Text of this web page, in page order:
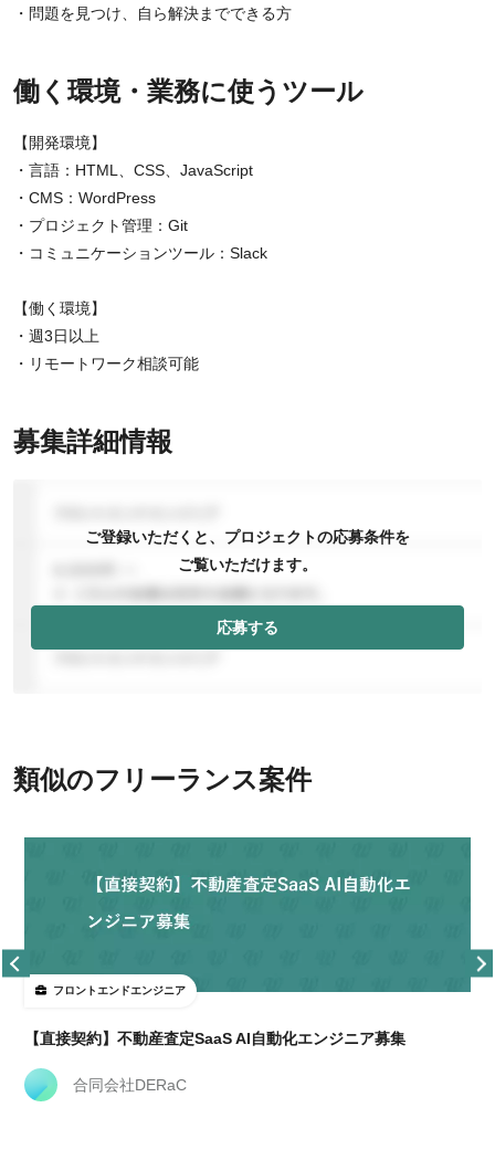
・問題を見つけ、自ら解決までできる方
働く環境・業務に使うツール
【開発環境】
・言語：HTML、CSS、JavaScript
・CMS：WordPress
・プロジェクト管理：Git
・コミュニケーションツール：Slack
【働く環境】
・週3日以上
・リモートワーク相談可能
募集詳細情報
ご登録いただくと、プロジェクトの応募条件を
ご覧いただけます。
応募する
類似のフリーランス案件
フロントエンドエンジニア
【直接契約】不動産査定SaaS AI自動化エンジニア募集
合同会社DERaC